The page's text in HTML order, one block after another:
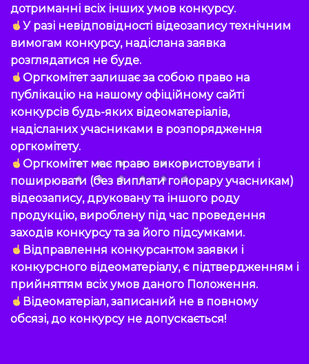
дотриманні всіх інших умов конкурсу.
У разі невідповідності відеозапису технічним
вимогам конкурсу, надіслана заявка
розглядатися не буде.
Оргкомітет залишає за собою право на
публікацію на нашому офіційному сайті
конкурсів будь-яких відеоматеріалів,
надісланих учасниками в розпорядження
оргкомітету.
Оргкомітет має право використовувати і
поширювати (без виплати гонорару учасникам)
відеозапису, друковану та іншого роду
продукцію, вироблену під час проведення
заходів конкурсу та за його підсумками.
Відправлення конкурсантом заявки і
конкурсного відеоматеріалу, є підтвердженням і
прийняттям всіх умов даного Положення.
Відеоматеріал, записаний не в повному
обсязі, до конкурсу не допускається!